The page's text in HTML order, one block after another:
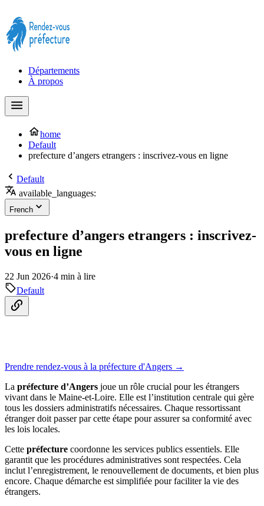
Départements
À propos
home
Default
prefecture d’angers etrangers : inscrivez-vous en ligne
Default
available_languages:
French
prefecture d’angers etrangers : inscrivez-
vous en ligne
22 Jun 2026·4 min à lire
Default
Prendre rendez-vous à la préfecture d'Angers →
La préfecture d’Angers joue un rôle crucial pour les étrangers
vivant dans le Maine-et-Loire. Elle est l’institution centrale qui gère
tous les dossiers administratifs nécessaires. Chaque ressortissant
étranger doit passer par cette étape pour assurer sa conformité avec
les lois locales.
Cette préfecture coordonne les services publics essentiels. Elle
garantit que les procédures administratives sont respectées. Cela
inclut l’enregistrement, le renouvellement de documents, et bien plus
encore. Chaque démarche est simplifiée pour faciliter la vie des
étrangers.